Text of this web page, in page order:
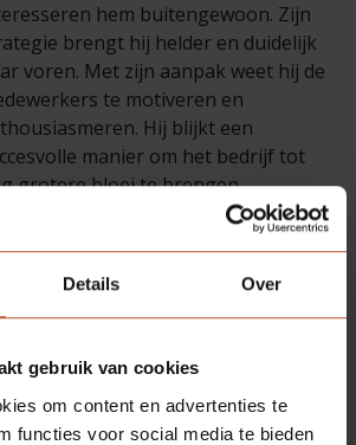
Details Over
gebruik van cookies
om content en advertenties te
functies voor social media te bieden
hem buitengewoon. Zijn
brengt hij helder en duidelijk
voren. Met zijn aanpak weet hij de
te motiveren en
Hij blijkt een
manier om het bedrijf tot
grotere bloei te brengen.
van Dooren was een echt
Daarom voelde hij zich ook
in een familiebedrijf. Met zijn
interesse in het wel en wee
ook in figuurlijke zin tot een
familiebedrijf, waar elke
zich thuis voelt. Dat gevoel